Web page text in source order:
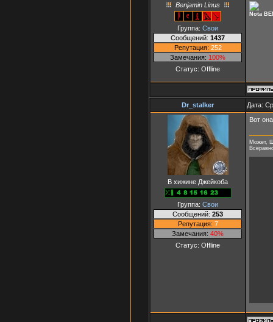
Benjamin Linus
Группа: Свои
Сообщений: 1437
Репутация: 252
Замечания: 100%
Статус: Offline
Nota
Dr_stalker Дата:
В хижине Джейкоба
Группа: Свои
Сообщений: 253
Репутация: 7
Замечания: 40%
Статус: Offline
Вот
Может,